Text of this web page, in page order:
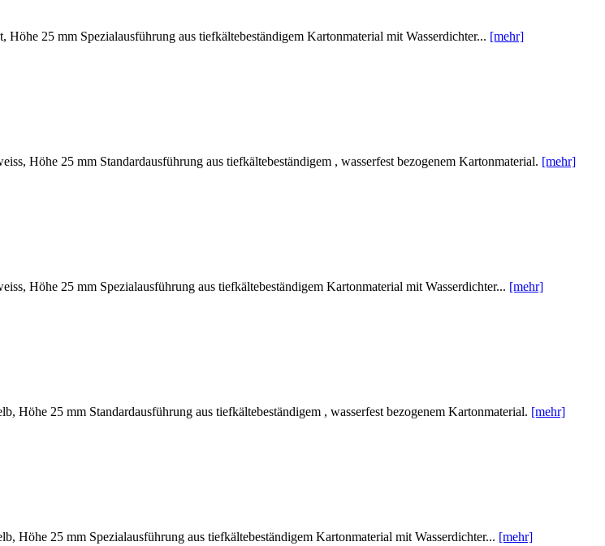
25 mm Spezialausführung aus tiefkältebeständigem Kartonmaterial mit Wasserdichter... [mehr]
25 mm Standardausführung aus tiefkältebeständigem , wasserfest bezogenem Kartonmaterial. [mehr]
Höhe 25 mm Spezialausführung aus tiefkältebeständigem Kartonmaterial mit Wasserdichter... [mehr]
25 mm Standardausführung aus tiefkältebeständigem , wasserfest bezogenem Kartonmaterial. [mehr]
25 mm Spezialausführung aus tiefkältebeständigem Kartonmaterial mit Wasserdichter... [mehr]